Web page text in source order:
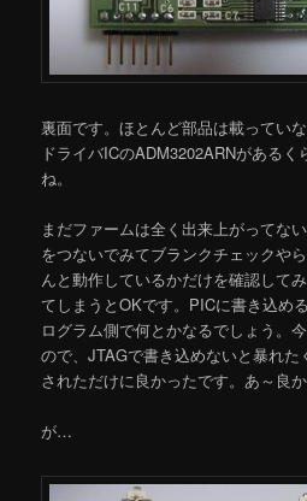
裏面です。ほとんど部品は載ってい
ドライバICのADM3202ARNがある
ね。
まだファームは全く出来上がってな
をつないでみてブランクチェックや
んと動作しているかだけを確認して
てしまうとOKです。PICに書き込め
ログラム側で何とかなるでしょう。
ので、JTAGで書き込めないと暴れ
されただけに良かったです。あ～良か
が…